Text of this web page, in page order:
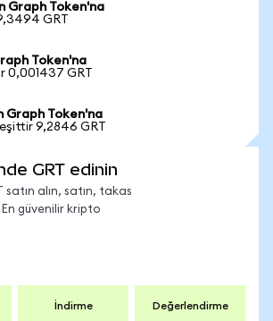
Graph Token'na
GRT
Token'na
0,001437 GRT
Graph Token'na
eşittir 9,2846 GRT
GRT edinin
alın, satın, takas
güvenilir kripto
İndirme Değerlendirme